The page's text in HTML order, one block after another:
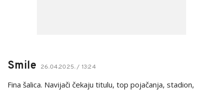
Smile 26.04.2025. / 13:24
Fina šalica. Navijači čekaju titulu, top pojačanja, stadion,